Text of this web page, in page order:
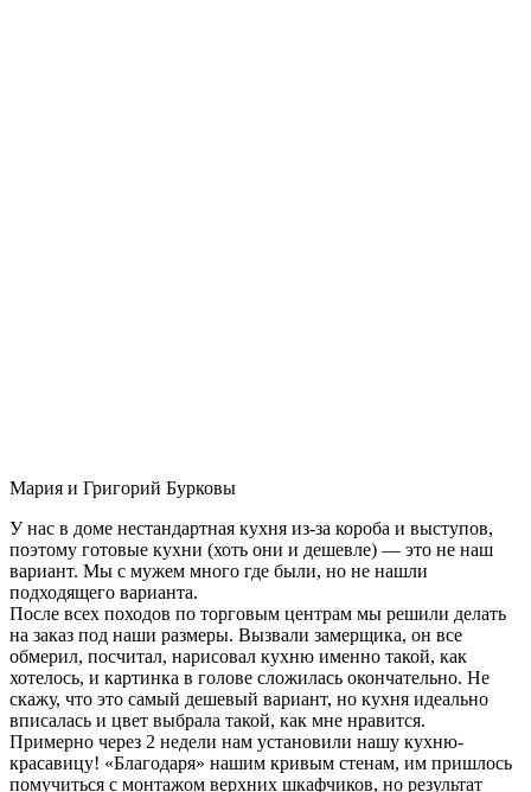
Мария и Григорий Бурковы
У нас в доме нестандартная кухня из-за короба и выступов,
поэтому готовые кухни (хоть они и дешевле) — это не наш
вариант. Мы с мужем много где были, но не нашли
подходящего варианта.
После всех походов по торговым центрам мы решили делать
на заказ под наши размеры. Вызвали замерщика, он все
обмерил, посчитал, нарисовал кухню именно такой, как
хотелось, и картинка в голове сложилась окончательно. Не
скажу, что это самый дешевый вариант, но кухня идеально
вписалась и цвет выбрала такой, как мне нравится.
Примерно через 2 недели нам установили нашу кухню-
красавицу! «Благодаря» нашим кривым стенам, им пришлось
помучиться с монтажом верхних шкафчиков, но результат